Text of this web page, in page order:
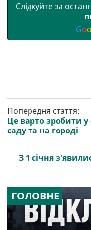
Слідкуйте за
Goo
Попередня стаття:
Це варто зробити
саду та на городі
З 1 січня
ГОЛОВНЕ